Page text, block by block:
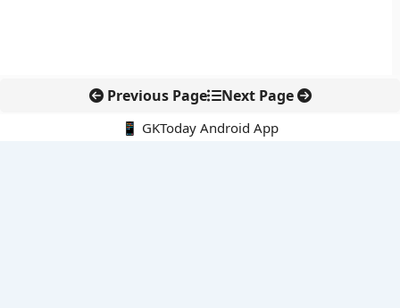
Previous Page Next Page
📱 GKToday Android App